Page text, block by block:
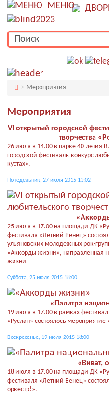
МЕНЮ
Мероприятия
Мероприятия
VI открытый городской
творчества
26 июля в 14.00 в парке 40-летия
городской фестиваль-конкурс
кустах».
Понедельник, 27 июля 2015 11:02
25 июля в 17.00 на площади ДК
фестиваля «Летний Венец»
ульяновских молодежных рок-
«Аккорды жизни», направленная
жизни.
Суббота, 25 июля 2015 18:00
«Палитра
19 июля в 17.00 в рамках
«Руслан» состоялось
Воскресенье, 19 июля 2015 18:00
«Виват,
18 июля в 17.00 на площади ДК
фестиваля «Летний Венец»
оркестр!».